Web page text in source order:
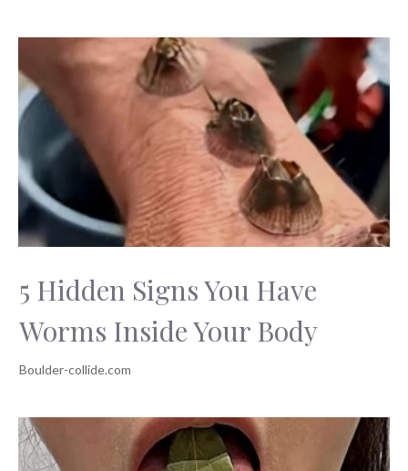
5 Hidden Signs You Have
Worms Inside Your Body